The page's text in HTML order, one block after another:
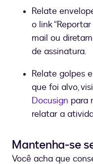
Relate
o link
mail ou
de assinatura.
Relate golpes
que foi alvo,
Docusign para
relatar a
Mantenha-se
Você acha que